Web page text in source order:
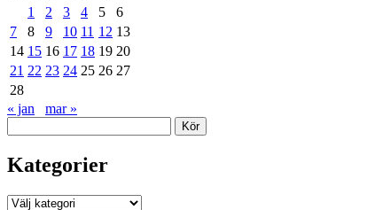
1
2 3 4 5
6
7
8 9 10 11 12 13
14 15 16 17 18 19 20
21 22 23 24 25 26 27
28
« jan
mar »
Kategorier
Kategorier